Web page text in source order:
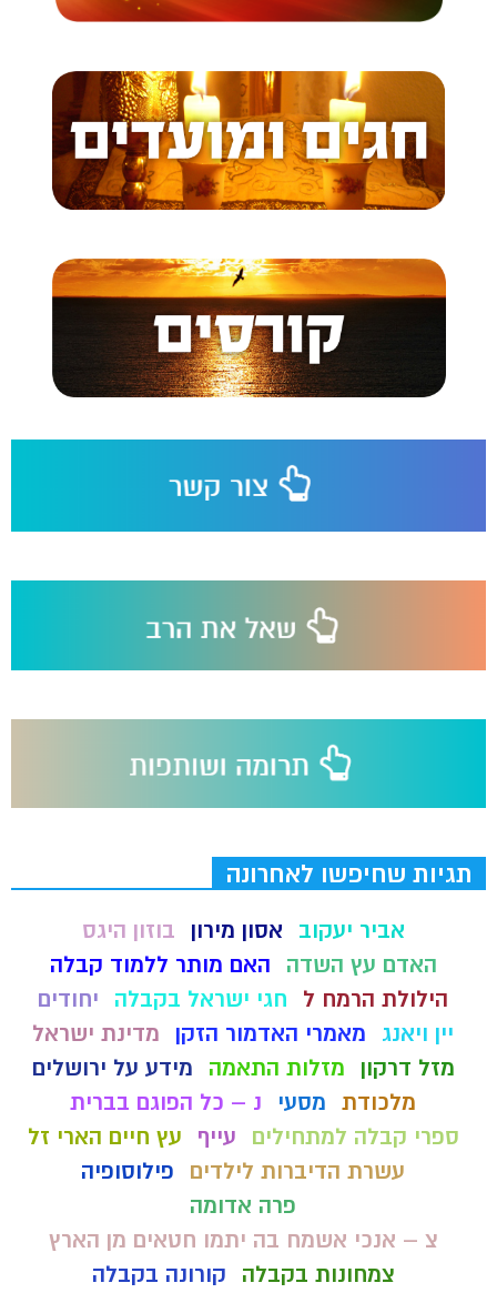
תגיות שחיפשו לאחרונה
אביר יעקוב אסון מירון
בוזון היגס
האדם עץ השדה
האם מותר ללמוד קבלה
הילולת הרמח ל
חגי ישראל בקבלה
יחודים
יין ויאנג
מאמרי האדמור הזקן
מדינת ישראל
מזל דרקון
מזלות התאמה
מידע על ירושלים
מלכודת מסעי
נ – כל הפוגם בברית
ספרי קבלה למתחילים
עייף
עץ חיים הארי זל
עשרת הדיברות לילדים
פילוסופיה
פרה אדומה
צ – אנכי אשמח בה יתמו חטאים מן הארץ
צמחונות בקבלה
קורונה בקבלה